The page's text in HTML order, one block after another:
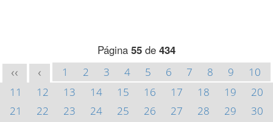
Página 55 de 434
<< < 1 2 3 4 5 6 7 8 9
10
11
12 13 14 15 16 17 18 19
20
21
22 23 24 25 26 27 28 29
30